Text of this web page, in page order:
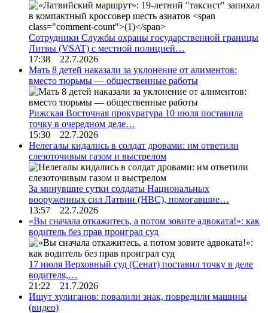
Сотрудники Службы охраны государственной границы
Литвы (VSAT) с местной полицией…
17:38 22.7.2026
Мать 8 детей наказали за уклонение от алиментов:
вместо тюрьмы — общественные работы
Рижская Восточная прокуратура 10 июля поставила
точку в очередном деле…
15:30 22.7.2026
Нелегалы кидались в солдат дровами: им ответили
слезоточивым газом и выстрелом
За минувшие сутки солдаты Национальных
вооруженных сил Латвии (НВС), помогавшие…
13:57 22.7.2026
«Вы сначала откажитесь, а потом зовите адвоката!»: как
водитель без прав проиграл суд
17 июля Верховный суд (Сенат) поставил точку в деле
водителя,…
21:22 21.7.2026
Ищут хулиганов: повалили знак, повредили машины
(видео)